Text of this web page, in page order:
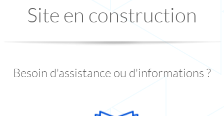
Site en construction
Besoin d'assistance ou d'informations ?